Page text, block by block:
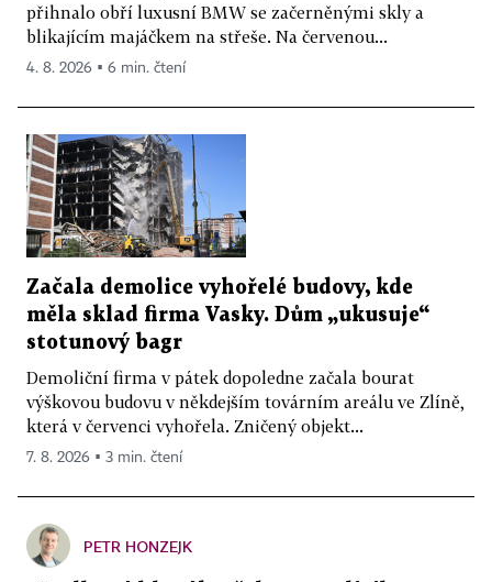
přihnalo obří luxusní BMW se začerněnými skly a
blikajícím majáčkem na střeše. Na červenou...
4. 8. 2026 ▪ 6 min. čtení
Začala demolice vyhořelé budovy, kde
měla sklad firma Vasky. Dům „ukusuje“
stotunový bagr
Demoliční firma v pátek dopoledne začala bourat
výškovou budovu v někdejším továrním areálu ve Zlíně,
která v červenci vyhořela. Zničený objekt...
7. 8. 2026 ▪ 3 min. čtení
PETR HONZEJK